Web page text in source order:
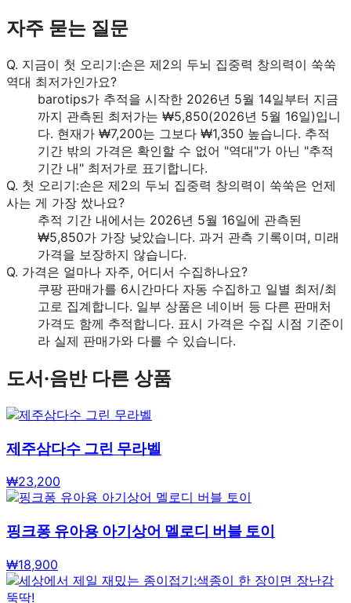
자주 묻는 질문
Q. 지금이 첫 오리기:손은 제2의 두뇌 집중력 창의력이 쑥쑥
역대 최저가인가요?
barotips가 추적을 시작한 2026년 5월 14일부터 지금
까지 관측된 최저가는 ₩5,850(2026년 5월 16일)입니
다. 현재가 ₩7,200는 그보다 ₩1,350 높습니다. 추적
기간 밖의 가격은 확인할 수 없어 "역대"가 아닌 "추적
기간 내" 최저가로 표기합니다.
Q. 첫 오리기:손은 제2의 두뇌 집중력 창의력이 쑥쑥은 언제
사는 게 가장 쌌나요?
추적 기간 내에서는 2026년 5월 16일에 관측된
₩5,850가 가장 낮았습니다. 과거 관측 기록이며, 미래
가격을 보장하지 않습니다.
Q. 가격은 얼마나 자주, 어디서 수집하나요?
쿠팡 판매가를 6시간마다 자동 수집하고 일별 최저/최
고로 집계합니다. 일부 상품은 네이버 등 다른 판매처
가격도 함께 추적합니다. 표시 가격은 수집 시점 기준이
라 실제 판매가와 다를 수 있습니다.
도서·음반다른 상품
제주삼다수 그린 무라벨
₩23,200
핑크퐁 유아용 아기상어 멜로디 버블 토이
₩18,900